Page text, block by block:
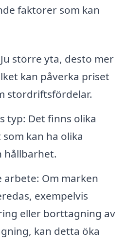
faktorer som kan
större yta, desto mer
kan påverka priset
stordriftsfördelar.
typ: Det finns olika
kan ha olika
hållbarhet.
arbete: Om marken
exempelvis
eller borttagning av
kan detta öka